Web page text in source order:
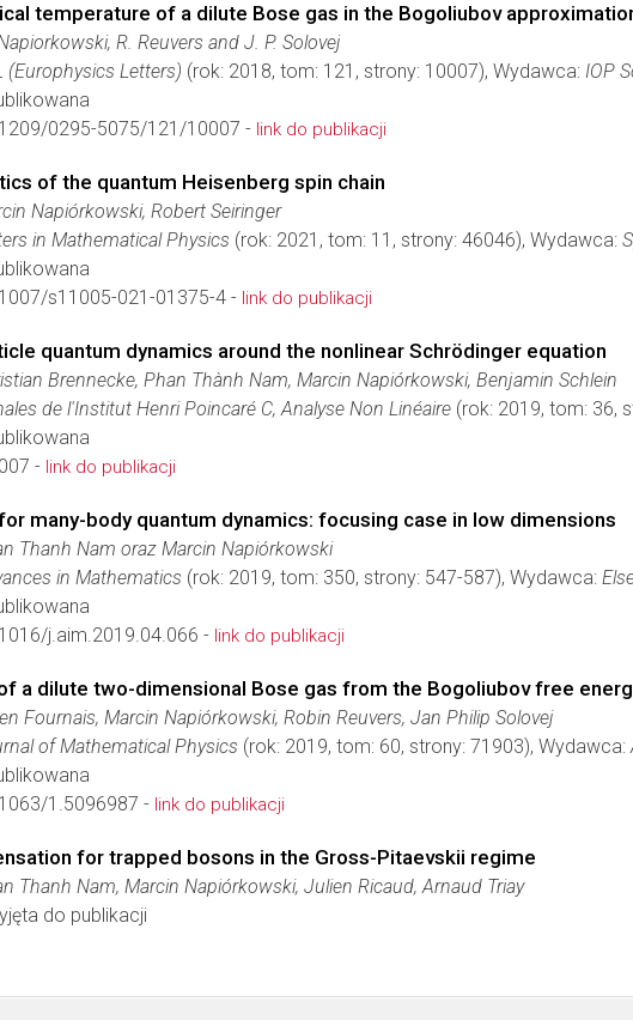
temperature of a dilute Bose gas in the Bogoliubov
R. Reuvers and J. P. Solovej
(Europhysics Letters) (rok: 2018, tom: 121, strony: 10007), Wydawca: IOP
0295-5075/121/10007 - link do publikacji
of the quantum Heisenberg spin chain
Napiórkowski, Robert Seiringer
in Mathematical Physics (rok: 2021, tom: 11, strony: 46046), Wydawca:
s11005-021-01375-4 - link do publikacji
quantum dynamics around the nonlinear Schrödinger equation
Brennecke, Phan Thành Nam, Marcin Napiórkowski, Benjamin Schlein
de l'Institut Henri Poincaré C, Analyse Non Linéaire (rok: 2019, tom: 36,
- link do publikacji
many-body quantum dynamics: focusing case in low dimensions
Thanh Nam oraz Marcin Napiórkowski
in Mathematics (rok: 2019, tom: 350, strony: 547-587), Wydawca:
j.aim.2019.04.066 - link do publikacji
a dilute two-dimensional Bose gas from the Bogoliubov free
Fournais, Marcin Napiórkowski, Robin Reuvers, Jan Philip Solovej
of Mathematical Physics (rok: 2019, tom: 60, strony: 71903), Wydawca:
1.5096987 - link do publikacji
for trapped bosons in the Gross-Pitaevskii regime
Thanh Nam, Marcin Napiórkowski, Julien Ricaud, Arnaud Triay
do publikacji